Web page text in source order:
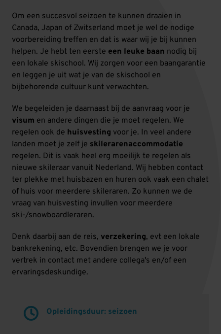
Om een succesvol seizoen te kunnen draaien in
Canada, Japan of Zwitserland moet je wel de nodige
voorbereiding treffen en dat is waar wij je bij kunnen
helpen. Je hebt ten eerste een leuke baan nodig bij
een lokale skischool. Wij zorgen voor een baangarantie
en leggen je uit wat je van de skischool en
bijbehorende cultuur kunt verwachten.
We begeleiden je daarnaast bij de aanvraag voor je
visum en andere dingen die je moet regelen. We
regelen ook de huisvesting voor je. In veel andere
landen moet je zelf je skilerarenaccommodatie
regelen. Dit is vaak heel erg moeilijk te regelen als
nieuwe skileraar vanuit Nederland. Wij hebben contact
ter plekke met huisbazen en huren ook vaak een chalet
of huis voor meerdere skileraren. Zo kunnen we de
vraag van huisvesting invullen voor meerdere
ski-/snowboardleraren.
Denk daarbij aan de reis, verzekering, evt een lokale
bankrekening, etc. Bovendien brengen we je voor
vertrek in contact met andere collega's en/of een
ervaringsdeskundige.
Opleidingsduur: seizoen